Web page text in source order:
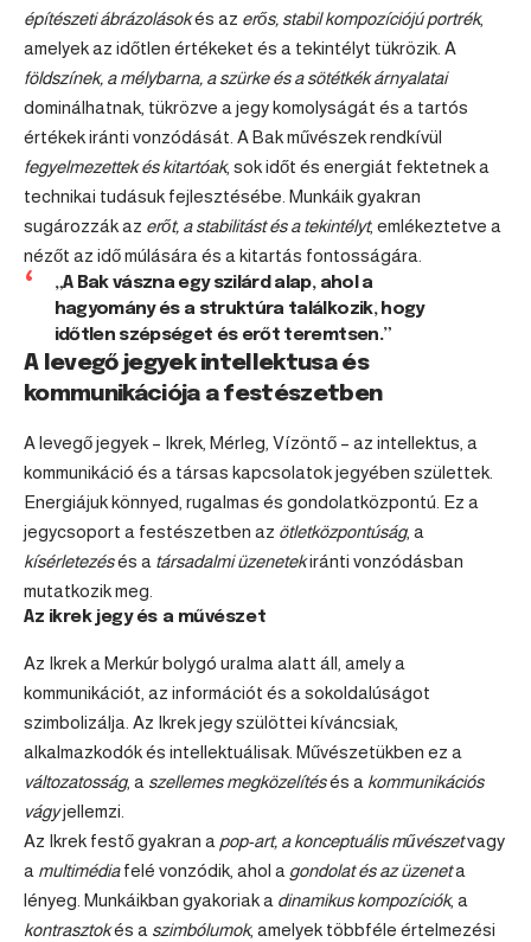
építészeti ábrázolásokés az erős, stabil kompozíciójú portrék,
amelyek az időtlen értékeket és a tekintélyt tükrözik. A
földszínek, a mélybarna, a szürke és a sötétkék árnyalatai
dominálhatnak, tükrözve a jegy komolyságát és a tartós
értékek iránti vonzódását. A Bak művészek rendkívül
fegyelmezettek és kitartóak, sok időt és energiát fektetnek a
technikai tudásuk fejlesztésébe. Munkáik gyakran
sugározzák az erőt, a stabilitást és a tekintélyt, emlékeztetve a
nézőt az idő múlására és a kitartás fontosságára.
„A Bak vászna egy szilárd alap, ahol a
hagyomány és a struktúra találkozik, hogy
időtlen szépséget és erőt teremtsen.”
A levegő jegyek intellektusa és
kommunikációja a festészetben
A levegő jegyek – Ikrek Mérleg Vízöntő – az intellektus, a
kommunikáció és a társas kapcsolatok jegyében születtek.
Energiájuk könnyed, rugalmas és gondolatközpontú. Ez a
jegycsoport a festészetben az ötletközpontúság, a
kísérletezésés a társadalmi üzenetekiránti vonzódásban
mutatkozik meg.
Az ikrek jegy és a művészet
Az Ikrek a Merkúr bolygó uralma alatt áll, amely a
kommunikációt, az információt és a sokoldalúságot
szimbolizálja. Az Ikrek jegy szülöttei kíváncsiak,
alkalmazkodók és intellektuálisak. Művészetükben ez a
változatosság, a szellemes megközelítésés a kommunikációs
vágyjellemzi.
Az Ikrek festő gyakran a pop-art, a konceptuális művészetvagy
a multimédiafelé vonzódik, ahol a gondolat és az üzeneta
lényeg. Munkáikban gyakoriak a dinamikus kompozíciók, a
kontrasztokés a szimbólumok, amelyek többféle értelmezési